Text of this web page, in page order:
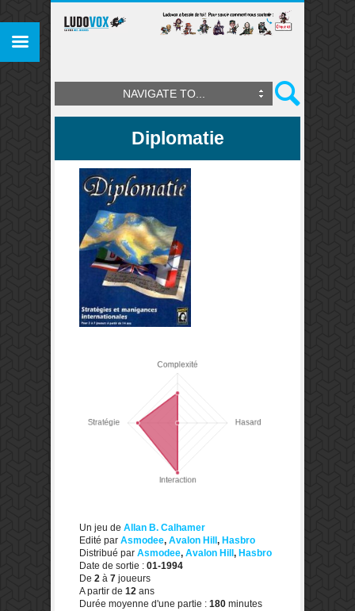
NAVIGATE TO...
Diplomatie
Un jeu de Allan B. Calhamer
Edité par Asmodee, Avalon Hill , Hasbro
Distribué par Asmodee, Avalon Hill , Hasbro
Date de sortie : 01-1994
De 2 à 7 joueurs
A partir de 12 ans
Durée moyenne d'une partie : 180 minutes